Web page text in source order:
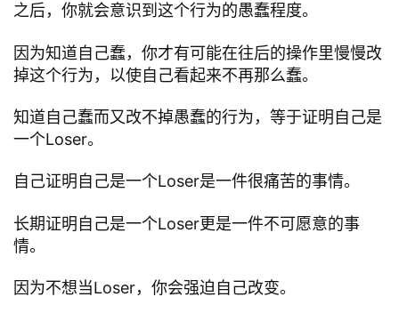
之后，你就会意识到这个行为的愚蠢程度。
因为知道自己蠢，你才有可能在往后的操作里慢慢改
掉这个行为，以使自己看起来不再那么蠢。
知道自己蠢而又改不掉愚蠢的行为，等于证明自己是
一个Loser。
自己证明自己是一个Loser是一件很痛苦的事情。
长期证明自己是一个Loser更是一件不可愿意的事
情。
因为不想当Loser，你会强迫自己改变。